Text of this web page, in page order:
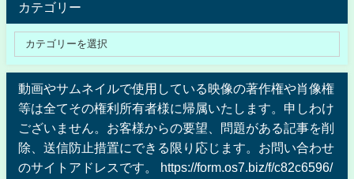
カテゴリー
動画やサムネイルで使用している映像の著作権や肖像権
等は全てその権利所有者様に帰属いたします。申しわけ
ございません。お客様からの要望、問題がある記事を削
除、送信防止措置にできる限り応じます。お問い合わせ
のサイトアドレスです。 https://form.os7.biz/f/c82c6596/